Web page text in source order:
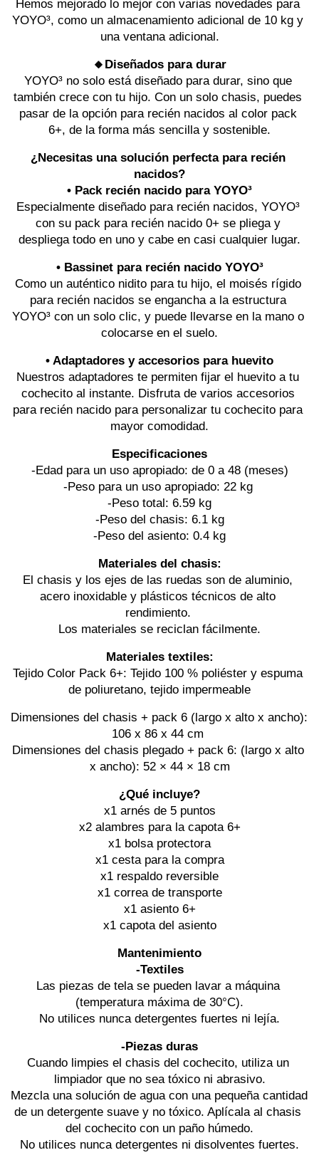
Hemos mejorado lo mejor con varias novedades para
YOYO³, como un almacenamiento adicional de 10 kg y
una ventana adicional.
🔸Diseñados para durar
YOYO³ no solo está diseñado para durar, sino que
también crece con tu hijo. Con un solo chasis, puedes
pasar de la opción para recién nacidos al color pack
6+, de la forma más sencilla y sostenible.
¿Necesitas una solución perfecta para recién
nacidos?
• Pack recién nacido para YOYO³
Especialmente diseñado para recién nacidos, YOYO³
con su pack para recién nacido 0+ se pliega y
despliega todo en uno y cabe en casi cualquier lugar.
• Bassinet para recién nacido YOYO³
Como un auténtico nidito para tu hijo, el moisés rígido
para recién nacidos se engancha a la estructura
YOYO³ con un solo clic, y puede llevarse en la mano o
colocarse en el suelo.
• Adaptadores y accesorios para huevito
Nuestros adaptadores te permiten fijar el huevito a tu
cochecito al instante. Disfruta de varios accesorios
para recién nacido para personalizar tu cochecito para
mayor comodidad.
Especificaciones
-Edad para un uso apropiado: de 0 a 48 (meses)
-Peso para un uso apropiado: 22 kg
-Peso total: 6.59 kg
-Peso del chasis: 6.1 kg
-Peso del asiento: 0.4 kg
Materiales del chasis:
El chasis y los ejes de las ruedas son de aluminio,
acero inoxidable y plásticos técnicos de alto
rendimiento.
Los materiales se reciclan fácilmente.
Materiales textiles:
Tejido Color Pack 6+: Tejido 100 % poliéster y espuma
de poliuretano, tejido impermeable
Dimensiones del chasis + pack 6 (largo x alto x ancho):
106 x 86 x 44 cm
Dimensiones del chasis plegado + pack 6: (largo x alto
x ancho): 52 × 44 × 18 cm
¿Qué incluye?
x1 arnés de 5 puntos
x2 alambres para la capota 6+
x1 bolsa protectora
x1 cesta para la compra
x1 respaldo reversible
x1 correa de transporte
x1 asiento 6+
x1 capota del asiento
Mantenimiento
-Textiles
Las piezas de tela se pueden lavar a máquina
(temperatura máxima de 30°C).
No utilices nunca detergentes fuertes ni lejía.
-Piezas duras
Cuando limpies el chasis del cochecito, utiliza un
limpiador que no sea tóxico ni abrasivo.
Mezcla una solución de agua con una pequeña cantidad
de un detergente suave y no tóxico. Aplícala al chasis
del cochecito con un paño húmedo.
No utilices nunca detergentes ni disolventes fuertes.